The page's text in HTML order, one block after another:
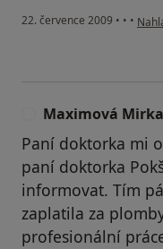
22. července 2009 • • •
Maximová Mirka
Paní doktorka mi
paní doktorka
informovat. Tím
zaplatila za
profesionální